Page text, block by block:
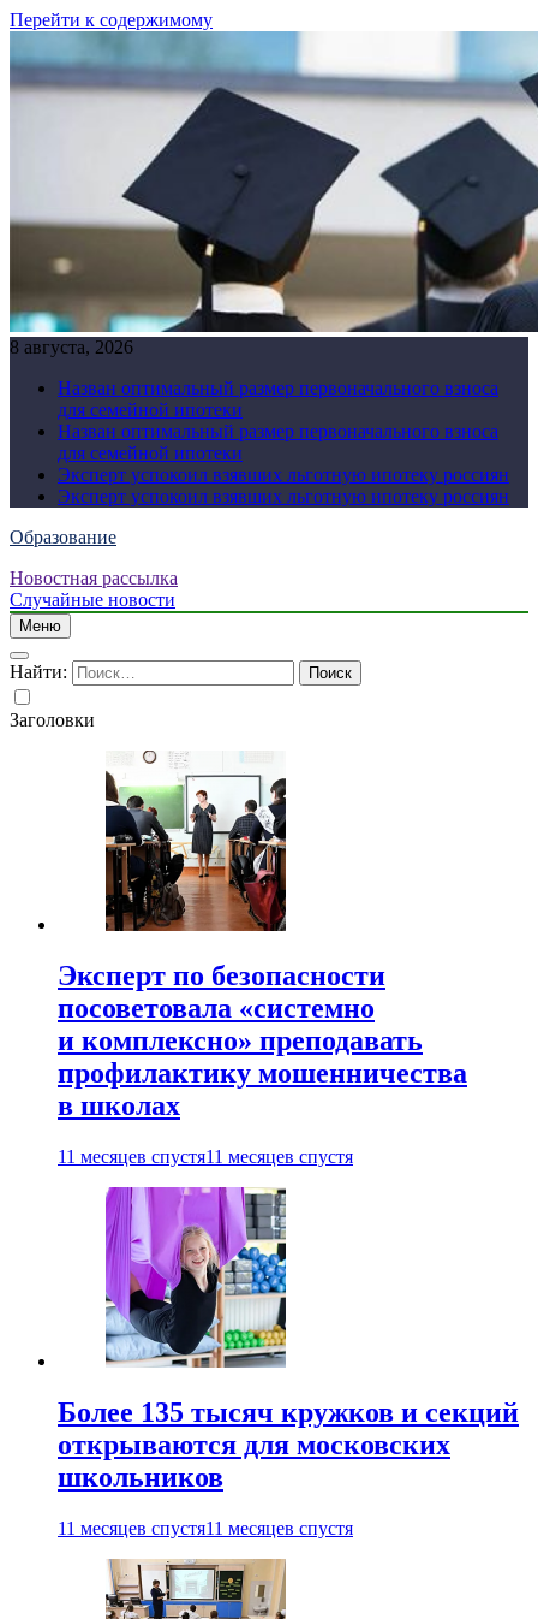
Перейти к содержимому
8 августа, 2026
Назван оптимальный размер первоначального взноса
для семейной ипотеки
Назван оптимальный размер первоначального взноса
для семейной ипотеки
Эксперт успокоил взявших льготную ипотеку россиян
Эксперт успокоил взявших льготную ипотеку россиян
Образование
Новостная рассылка
Случайные новости
Меню
Найти:
Заголовки
Эксперт по безопасности
посоветовала «системно
и комплексно» преподавать
профилактику мошенничества
в школах
11 месяцев спустя11 месяцев спустя
Более 135 тысяч кружков и секций
открываются для московских
школьников
11 месяцев спустя11 месяцев спустя